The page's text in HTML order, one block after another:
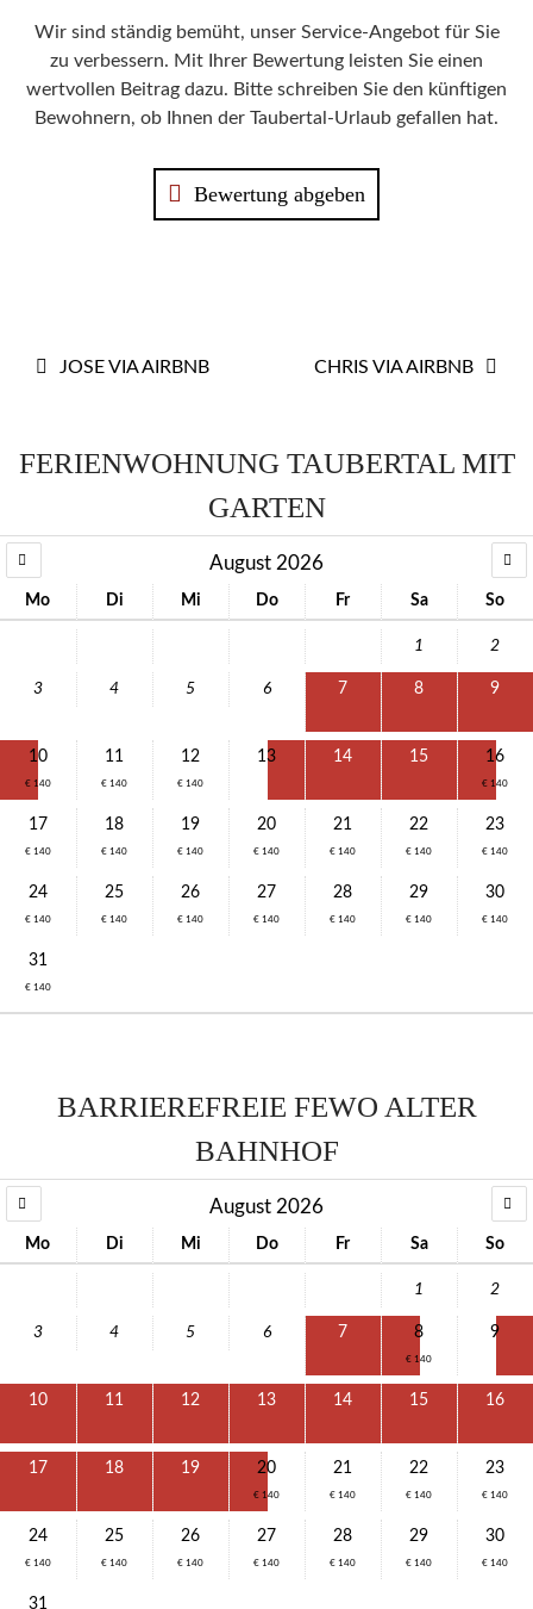
Wir sind ständig bemüht, unser Service-Angebot für Sie
zu verbessern. Mit Ihrer Bewertung leisten Sie einen
wertvollen Beitrag dazu. Bitte schreiben Sie den künftigen
Bewohnern, ob Ihnen der Taubertal-Urlaub gefallen hat.
Bewertung abgeben
BEITRAGS-
JOSE VIA AIRBNB CHRIS VIA AIRBNB
FERIENWOHNUNG TAUBERTAL MIT
GARTEN
August 2026
Mo Di Mi Do Fr Sa So
1 2
3 4 5 6 7 8 9
10
€ 140
11
€ 140
12
€ 140
13 14 15 16
€ 140
17
€ 140
18
€ 140
19
€ 140
20
€ 140
21
€ 140
22
€ 140
23
€ 140
24
€ 140
25
€ 140
26
€ 140
27
€ 140
28
€ 140
29
€ 140
30
€ 140
31
€ 140
BARRIEREFREIE FEWO ALTER
BAHNHOF
August 2026
Mo Di Mi Do Fr Sa So
1 2
3 4 5 6 7 8
€ 140
9
10 11 12 13 14 15 16
17 18 19 20
€ 140
21
€ 140
22
€ 140
23
€ 140
24
€ 140
25
€ 140
26
€ 140
27
€ 140
28
€ 140
29
€ 140
30
€ 140
31